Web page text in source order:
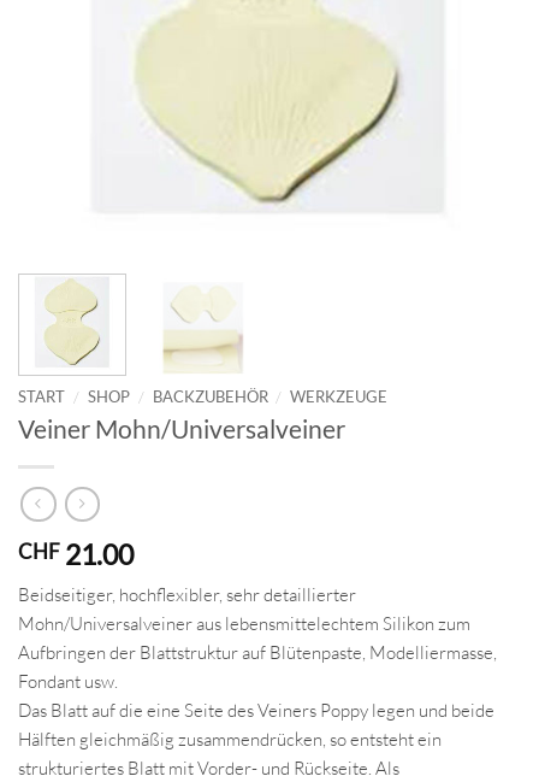
START / SHOP / BACKZUBEHÖR / WERKZEUGE
Veiner Mohn/Universalveiner
CHF 21.00
Beidseitiger, hochflexibler, sehr detaillierter
Mohn/Universalveiner aus lebensmittelechtem Silikon zum
Aufbringen der Blattstruktur auf Blütenpaste, Modelliermasse,
Fondant usw.
Das Blatt auf die eine Seite des Veiners Poppy legen und beide
Hälften gleichmäßig zusammendrücken, so entsteht ein
strukturiertes Blatt mit Vorder- und Rückseite. Als